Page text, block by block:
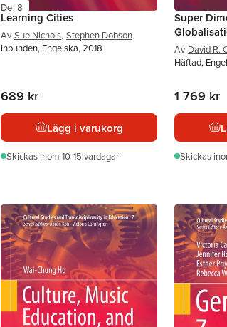
Del 8
Learning Cities
Av Sue Nichols, Stephen Dobson
Inbunden, Engelska, 2018
689 kr
Lägg i varukorg
Skickas inom 10-15 vardagar
Super
Av David R.
Häftad,
1 769 kr
Skickas